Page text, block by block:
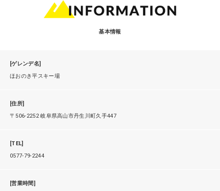
基本情報
[ゲレンデ名]
ほおのき平スキー場
[住所]
〒506-2252 岐阜県高山市丹生川町久手447
[TEL]
0577-79-2244
[営業時間]